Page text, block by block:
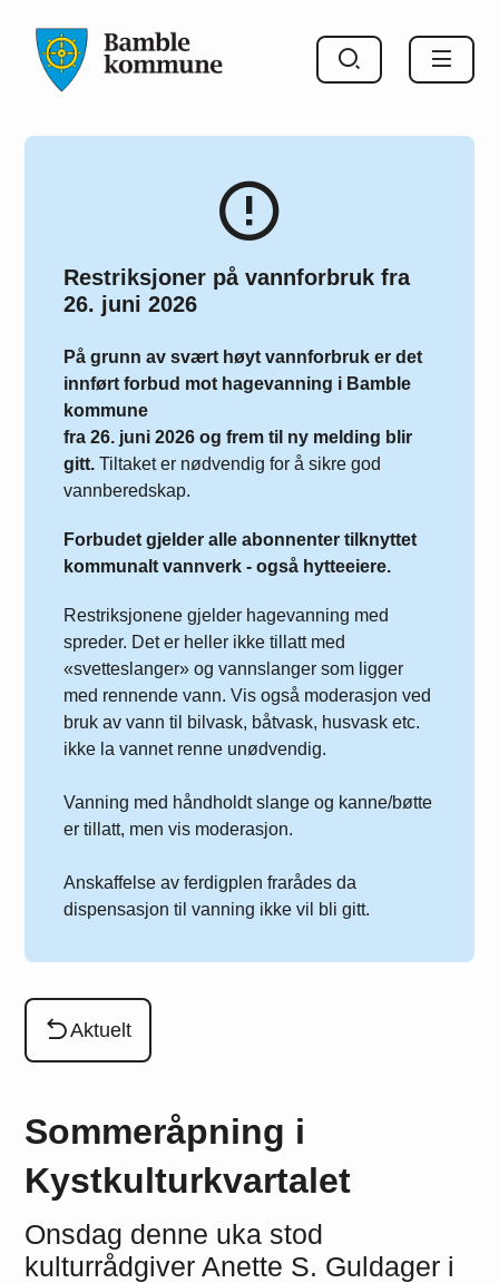
Restriksjoner på vannforbruk fra
26. juni 2026
På grunn av svært høyt vannforbruk er det
innført forbud mot hagevanning i Bamble
kommune
fra 26. juni 2026 og frem til ny melding blir
gitt.Tiltaket er nødvendig for å sikre god
vannberedskap.
Forbudet gjelder alle abonnenter tilknyttet
kommunalt vannverk - også hytteeiere.
Restriksjonene gjelder hagevanning med
spreder. Det er heller ikke tillatt med
«svetteslanger» og vannslanger som ligger
med rennende vann. Vis også moderasjon ved
bruk av vann til bilvask, båtvask, husvask etc.
ikke la vannet renne unødvendig.
Vanning med håndholdt slange og kanne/bøtte
er tillatt, men vis moderasjon.
Anskaffelse av ferdigplen frarådes da
dispensasjon til vanning ikke vil bli gitt.
Du er her:
Aktuelt
Sommeråpning i
Kystkulturkvartalet
Onsdag denne uka stod
kulturrådgiver Anette S. Guldager i